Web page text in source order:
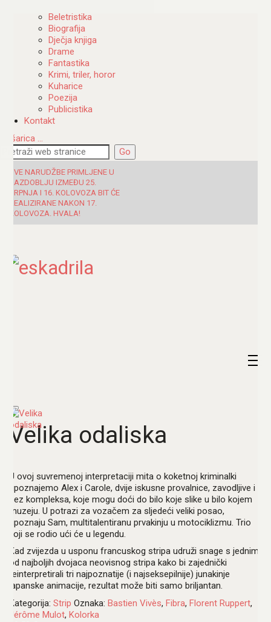
Beletristika
Biografija
Dječja knjiga
Drame
Fantastika
Krimi, triler, horor
Kuharice
Poezija
Publicistika
Kontakt
Košarica
SVE NARUDŽBE PRIMLJENE U
RAZDOBLJU IZMEĐU 25.
SRPNJA I 16. KOLOVOZA BIT ĆE
REALIZIRANE NAKON 17.
KOLOVOZA. HVALA!
Velika odaliska
U ovoj suvremenoj interpretaciji mita o koketnoj kriminalki
upoznajemo Alex i Carole, dvije iskusne provalnice, zavodljive i
bez kompleksa, koje mogu doći do bilo koje slike u bilo kojem
muzeju. U potrazi za vozačem za sljedeći veliki posao,
upoznaju Sam, multitalentiranu prvakinju u motociklizmu. Trio
koji se rodio ući će u legendu.
Kad zvijezda u usponu francuskog stripa udruži snage s jednim
od najboljih dvojaca neovisnog stripa kako bi zajednički
reinterpretirali tri najpoznatije (i najseksepilnije) junakinje
japanske animacije, rezultat može biti samo briljantan.
Kategorija: Strip Oznaka: Bastien Vivès, Fibra, Florent Ruppert,
Jérôme Mulot, Kolorka